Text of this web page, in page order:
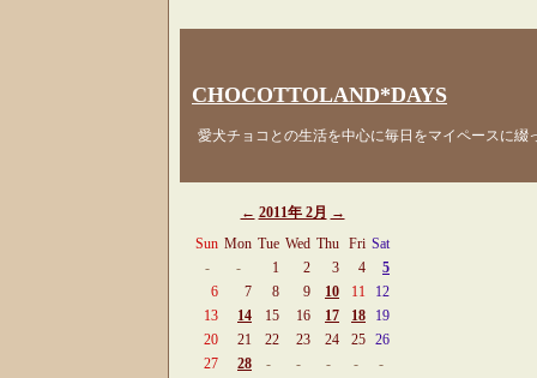
CHOCOTTOLAND*DAYS
愛犬チョコとの生活を中心に毎日をマイペースに綴
← 2011年 2月 →
Sun Mon Tue Wed Thu Fri Sat
-
- 1 2 3 4
5
6
7 8 9 10 11
12
13
14 15 16 17 18
19
20
21 22 23 24 25 26
27
28 - - - - -